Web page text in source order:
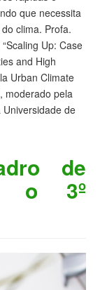
que necessita
clima. Profa.
Up: Case
and High
Urban Climate
moderado pela
de
de
o 3º